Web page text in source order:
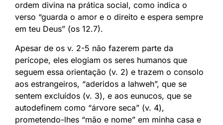
ordem divina na prática social, como indica o
verso “guarda o amor e o direito e espera sempre
em teu Deus” (os 12.7).
Apesar de os v. 2-5 não fazerem parte da
perícope, eles elogiam os seres humanos que
seguem essa orientação (v. 2) e trazem o consolo
aos estrangeiros, “aderidos a Iahweh”, que se
sentem excluídos (v. 3), e aos eunucos, que se
autodefinem como “árvore seca” (v. 4),
prometendo-lhes “mão e nome” em minha casa e